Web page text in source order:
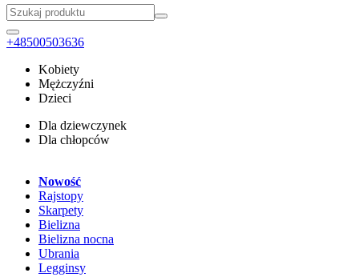
+48500503636
Kobiety
Mężczyźni
Dzieci
Dla dziewczynek
Dla chłopców
Nowość
Rajstopy
Skarpety
Bielizna
Bielizna nocna
Ubrania
Legginsy